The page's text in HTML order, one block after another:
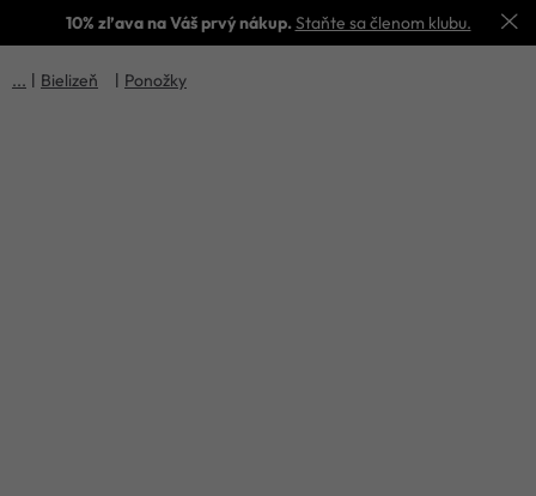
10% zľava na Váš prvý nákup.Staňte sa členom klubu.
Bielizeň Ponožky